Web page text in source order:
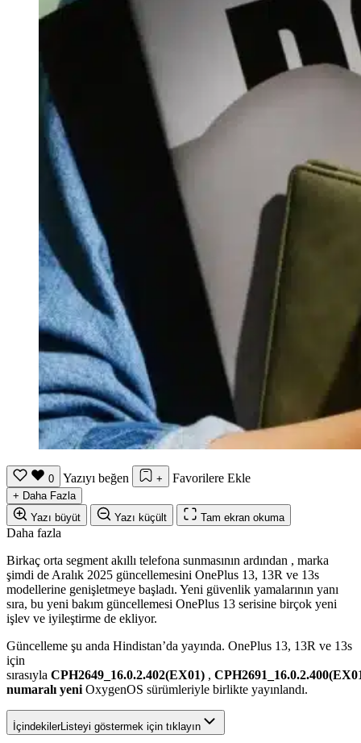
0 Yazıyı beğen + Favorilere Ekle
+ Daha Fazla
Yazı büyüt
Yazı küçült Tam ekran okuma
Daha fazla
Birkaç orta segment akıllı telefona sunmasının ardından , marka
şimdi de Aralık 2025 güncellemesini OnePlus 13, 13R ve 13s
modellerine genişletmeye başladı. Yeni güvenlik yamalarının yanı
sıra, bu yeni bakım güncellemesi OnePlus 13 serisine birçok yeni
işlev ve iyileştirme de ekliyor.
Güncelleme şu anda Hindistan’da yayında. OnePlus 13, 13R ve 13s
için
sırasıyla CPH2649_16.0.2.402(EX01) ,
numaralı yeni OxygenOS sürümleriyle birlikte yayınlandı.
İçindekilerListeyi göstermek için tıklayın